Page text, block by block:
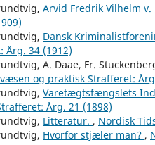
Arvid Fredrik Vilhelm v.
Dansk
Årg. 34 (1912)
A. Daae, Fr.
og praktisk Strafferet:
Varetægtsfængslets
Årg. 21 (1898)
Litteratur. , Nordisk
Hvorfor stjæler man? ,